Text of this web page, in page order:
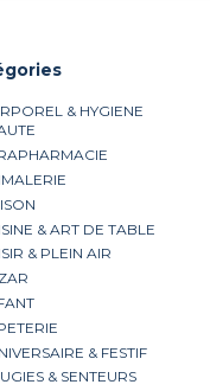
& HYGIENE
& ART DE TABLE
& PLEIN AIR
& FESTIF
& SENTEURS